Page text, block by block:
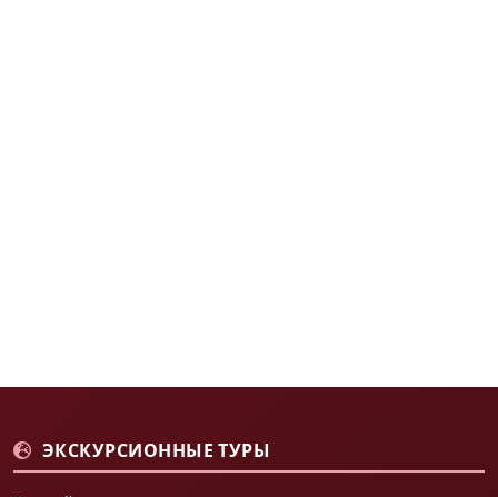
ЭКСКУРСИОННЫЕ ТУРЫ